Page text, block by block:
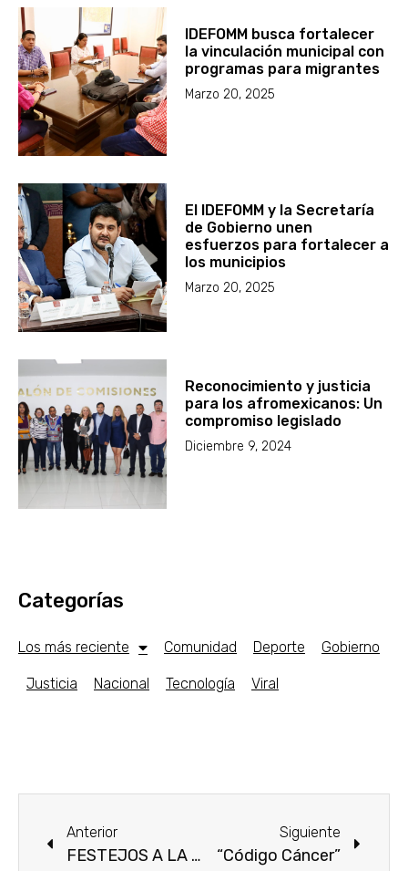
IDEFOMM busca fortalecer
la vinculación municipal con
programas para migrantes
Marzo 20, 2025
El IDEFOMM y la Secretaría
de Gobierno unen
esfuerzos para fortalecer a
los municipios
Marzo 20, 2025
Reconocimiento y justicia
para los afromexicanos: Un
compromiso legislado
Diciembre 9, 2024
Categorías
Los más reciente Comunidad Deporte Gobierno
Justicia Nacional Tecnología Viral
Anterior
FESTEJOS A LA VIRGEN DE LA CANDELARIA EN MORELOS.
Siguiente
“Código Cáncer”